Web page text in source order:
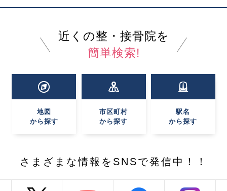
近くの整・接骨院を
簡単検索!
地図
から探す
市区町村
から探す
駅名
から探す
さまざまな情報を SNSで発信中！！